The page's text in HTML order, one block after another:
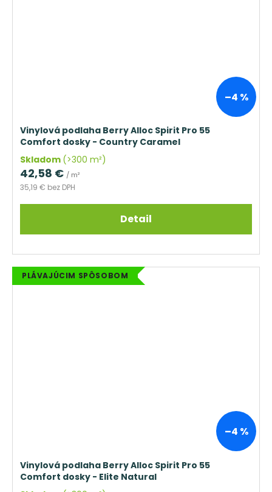
–4 %
Vinylová podlaha Berry Alloc Spirit Pro 55
Comfort dosky - Country Caramel
Skladom (>300 m²)
35,19 € bez DPH
42,58 € / m²
Detail
PLÁVAJÚCIM SPÔSOBOM
–4 %
Vinylová podlaha Berry Alloc Spirit Pro 55
Comfort dosky - Elite Natural